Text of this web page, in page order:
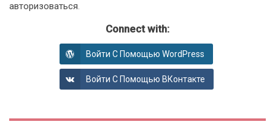
авторизоваться.
Connect with:
Войти С Помощью WordPress
Войти С Помощью ВКонтакте